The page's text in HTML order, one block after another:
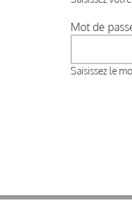
Mot de
Saisissez le